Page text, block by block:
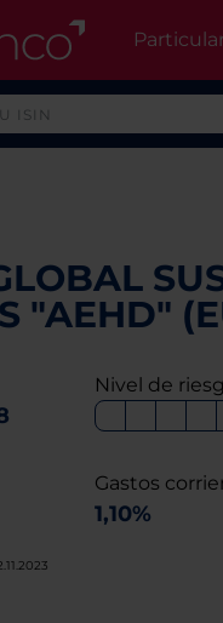
"AEHD"
Nivel de
Gastos
1,10%